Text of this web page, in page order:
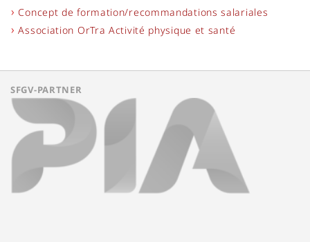
Concept de formation/recommandations salariales
Association OrTra Activité physique et santé
SFGV-PARTNER